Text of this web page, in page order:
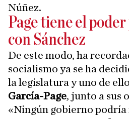
Núñez.
Page tiene el
con Sánchez
De este modo, ha
socialismo ya se ha
la legislatura y uno de
García-Page, junto a sus
«Ningún gobierno podría